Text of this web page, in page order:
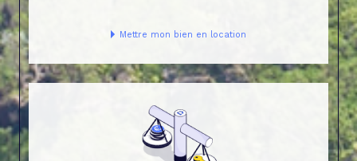
Mettre mon bien en location